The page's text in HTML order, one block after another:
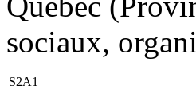
sociaux,
S2A1